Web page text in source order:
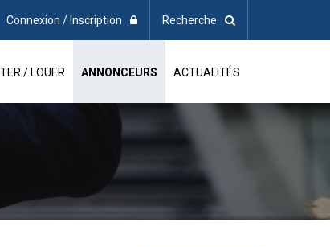
Connexion / Inscription Recherche
/ LOUER ANNONCEURS ACTUALITÉS